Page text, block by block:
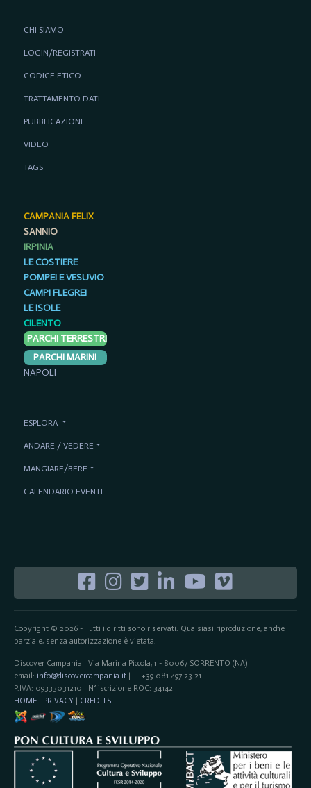
Copyright © 2026 - Tutti i diritti sono riservati. Qualsiasi riproduzione, anche
parziale, senza autorizzazione è vietata.
Discover Campania | Via Marina Piccola, 1 - 80067 SORRENTO (NA)
email: info@discovercampania.it| T. +39 081.497.23.21
P.IVA: 09333031210 | N° iscrizione ROC: 34142
HOME| PRIVACY | CREDITS
CHI SIAMO
LOGIN/REGISTRATI
CODICE ETICO
TRATTAMENTO DATI
PUBBLICAZIONI
VIDEO
TAGS
CAMPANIA FELIX
SANNIO
IRPINIA
LE COSTIERE
POMPEI E VESUVIO
CAMPI FLEGREI
LE ISOLE
CILENTO
PARCHI TERRESTRI
PARCHI MARINI
NAPOLI
ESPLORA
ANDARE / VEDERE
MANGIARE/BERE
CALENDARIO EVENTI